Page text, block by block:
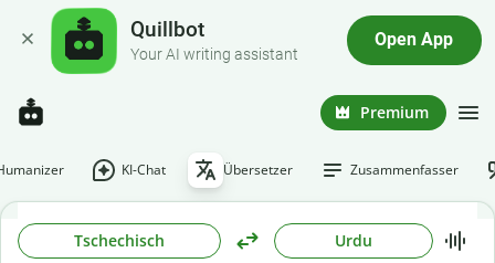
Quillbot
Your AI writing assistant
Open App
Premium
KI-Chat Übersetzer Zusammenfasser
Tschechisch Urdu